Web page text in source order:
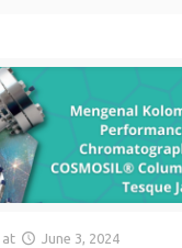
at June 3, 2024